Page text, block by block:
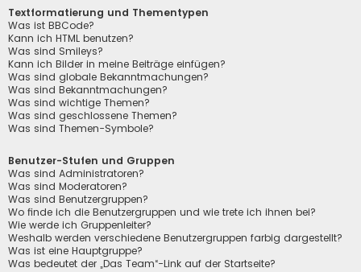
Textformatierung und Thementypen
Was ist BBCode?
Kann ich HTML benutzen?
Was sind Smileys?
Kann ich Bilder in meine Beiträge einfügen?
Was sind globale Bekanntmachungen?
Was sind Bekanntmachungen?
Was sind wichtige Themen?
Was sind geschlossene Themen?
Was sind Themen-Symbole?
Benutzer-Stufen und Gruppen
Was sind Administratoren?
Was sind Moderatoren?
Was sind Benutzergruppen?
Wo finde ich die Benutzergruppen und wie trete ich ihnen bei?
Wie werde ich Gruppenleiter?
Weshalb werden verschiedene Benutzergruppen farbig dargestellt?
Was ist eine Hauptgruppe?
Was bedeutet der „Das Team“-Link auf der Startseite?